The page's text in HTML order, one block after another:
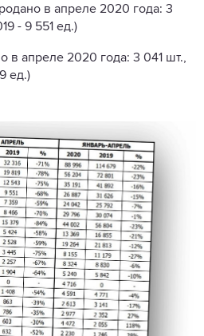
в апреле 2020 года: 3
- 9 551 ед.)
в апреле 2020 года: 3 041 шт.,
ед.)